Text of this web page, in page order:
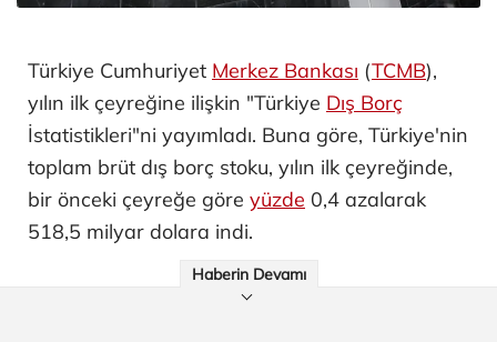
Türkiye Cumhuriyet Merkez Bankası (TCMB),
yılın ilk çeyreğine ilişkin "Türkiye Dış Borç
İstatistikleri"ni yayımladı. Buna göre, Türkiye'nin
toplam brüt dış borç stoku, yılın ilk çeyreğinde,
bir önceki çeyreğe göre yüzde 0,4 azalarak
518,5 milyar dolara indi.
Haberin Devamı